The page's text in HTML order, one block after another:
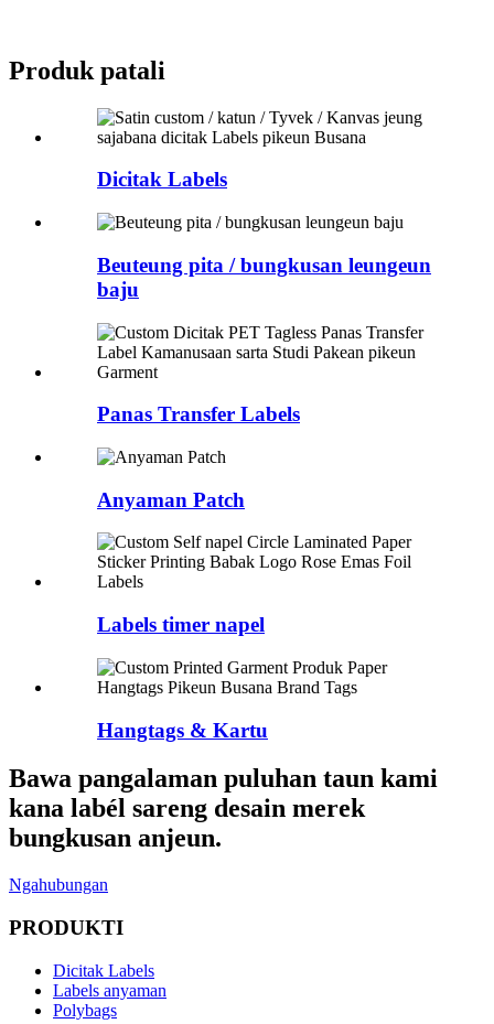
Produk patali
Dicitak Labels
Beuteung pita / bungkusan leungeun
baju
Panas Transfer Labels
Anyaman Patch
Labels timer napel
Hangtags & Kartu
Bawa pangalaman puluhan taun kami
kana labél sareng desain merek
bungkusan anjeun.
Ngahubungan
PRODUKTI
Dicitak Labels
Labels anyaman
Polybags